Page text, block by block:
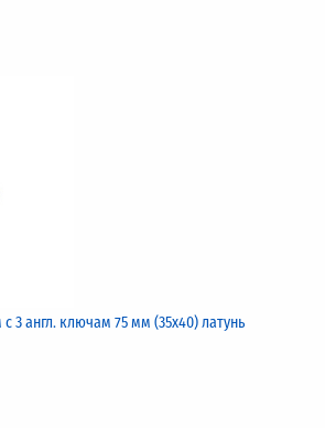
3 англ. ключам 75 мм (35х40) латунь